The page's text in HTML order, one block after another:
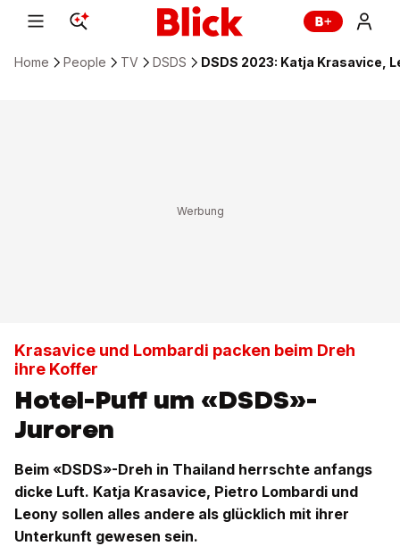
Home People TV DSDS DSDS 2023: Katja Krasavice,
Krasavice und Lombardi packen beim Dreh
ihre Koffer
Hotel-Puff um «DSDS»-
Juroren
Beim «DSDS»-Dreh in Thailand herrschte anfangs
dicke Luft. Katja Krasavice, Pietro Lombardi und
Leony sollen alles andere als glücklich mit ihrer
Unterkunft gewesen sein.